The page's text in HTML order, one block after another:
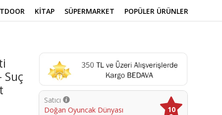
KİTAP SÜPERMARKET POPÜLER ÜRÜNLER
Satıcı
Doğan Oyuncak Dünyası
10